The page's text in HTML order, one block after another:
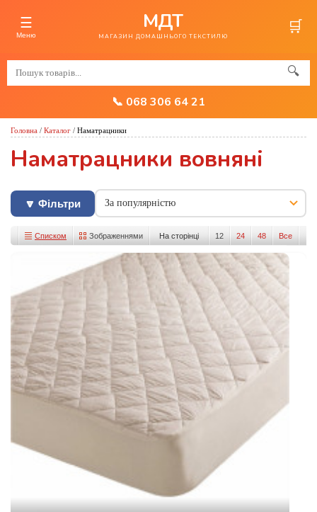
☰
Меню
МДТ
МАГАЗИН ДОМАШНЬОГО ТЕКСТИЛЮ 🛒
🔍
📞 068 306 64 21
Головна / Каталог / Наматрацники
Наматрацники вовняні
🔽 Фільтри
На сторінці 12 24 48 Все
Списком Зображеннями